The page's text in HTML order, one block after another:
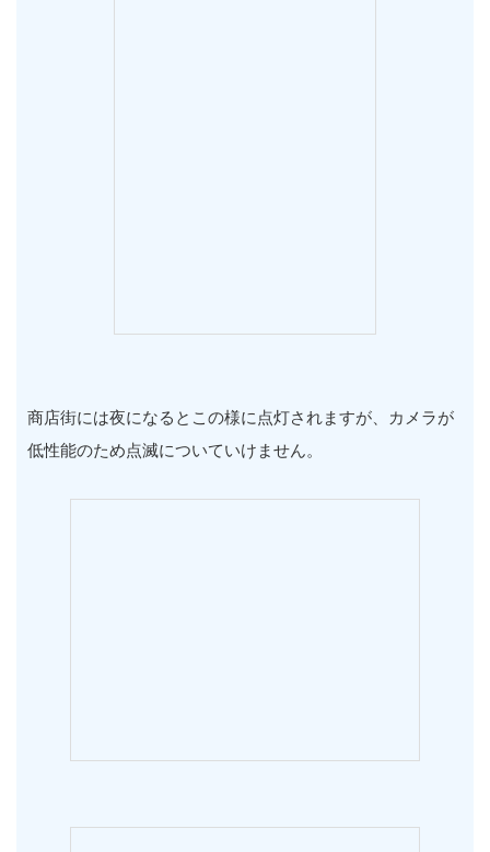
商店街には夜になるとこの様に点灯されますが、カメラが
低性能のため点滅についていけません。